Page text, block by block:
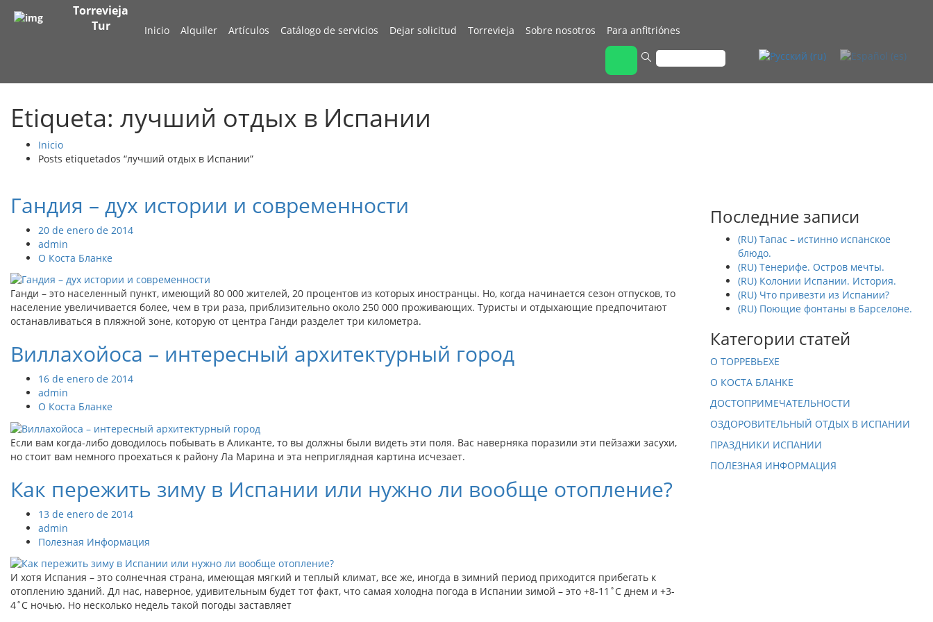
Torrevieja
Tur
Inicio Alquiler Artículos Catálogo de servicios Dejar solicitud Torrevieja Sobre nosotros Para anfitriónes
Etiqueta: лучший отдых в Испании
Inicio
Posts etiquetados “лучший отдых в Испании”
Гандия – дух истории и современности
20 de enero de 2014
admin
О Коста Бланке
Ганди – это населенный пункт, имеющий 80 000 жителей, 20 процентов из которых иностранцы. Но, когда начинается сезон отпусков, то
население увеличивается более, чем в три раза, приблизительно около 250 000 проживающих. Туристы и отдыхающие предпочитают
останавливаться в пляжной зоне, которую от центра Ганди разделет три километра.
Виллахойоса – интересный архитектурный город
16 de enero de 2014
admin
О Коста Бланке
Если вам когда-либо доводилось побывать в Аликанте, то вы должны были видеть эти поля. Вас наверняка поразили эти пейзажи засухи,
но стоит вам немного проехаться к району Ла Марина и эта неприглядная картина исчезает.
Как пережить зиму в Испании или нужно ли вообще отопление?
13 de enero de 2014
admin
Полезная Информация
И хотя Испания – это солнечная страна, имеющая мягкий и теплый климат, все же, иногда в зимний период приходится прибегать к
отоплению зданий. Дл нас, наверное, удивительным будет тот факт, что самая холодна погода в Испании зимой – это +8-11˚С днем и +3-
4˚С ночью. Но несколько недель такой погоды заставляет
Последние записи
(RU) Тапас – истинно испанское
блюдо.
(RU) Тенерифе. Остров мечты.
(RU) Колонии Испании. История.
(RU) Что привезти из Испании?
(RU) Поющие фонтаны в Барселоне.
Категории статей
О ТОРРЕВЬЕХЕ
О КОСТА БЛАНКЕ
ДОСТОПРИМЕЧАТЕЛЬНОСТИ
ОЗДОРОВИТЕЛЬНЫЙ ОТДЫХ В ИСПАНИИ
ПРАЗДНИКИ ИСПАНИИ
ПОЛЕЗНАЯ ИНФОРМАЦИЯ